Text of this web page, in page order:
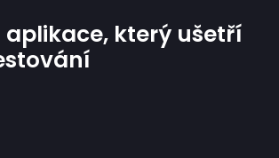
aplikace, který ušetří